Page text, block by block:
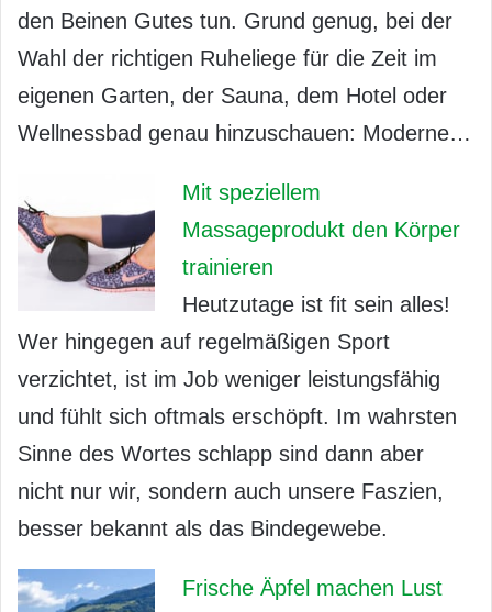
den Beinen Gutes tun. Grund genug, bei der
Wahl der richtigen Ruheliege für die Zeit im
eigenen Garten, der Sauna, dem Hotel oder
Wellnessbad genau hinzuschauen: Moderne…
Mit speziellem
Massageprodukt den Körper
trainieren
Heutzutage ist fit sein alles!
Wer hingegen auf regelmäßigen Sport
verzichtet, ist im Job weniger leistungsfähig
und fühlt sich oftmals erschöpft. Im wahrsten
Sinne des Wortes schlapp sind dann aber
nicht nur wir, sondern auch unsere Faszien,
besser bekannt als das Bindegewebe.
Frische Äpfel machen Lust